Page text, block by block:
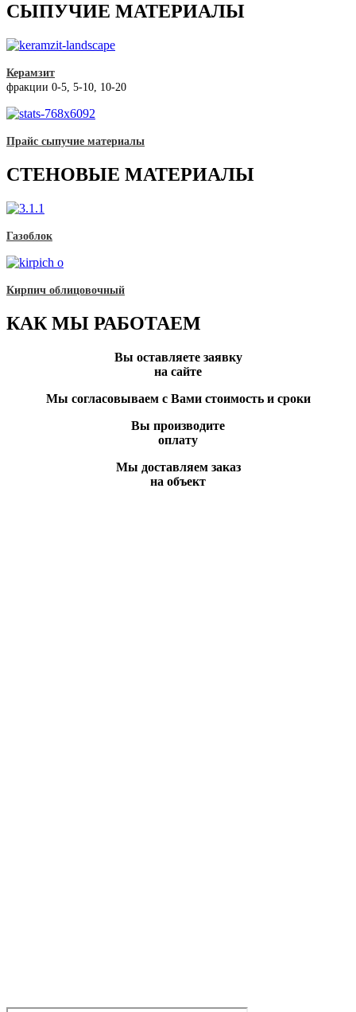
СЫПУЧИЕ МАТЕРИАЛЫ
Керамзит
фракции 0-5, 5-10, 10-20
Прайс сыпучие материалы
СТЕНОВЫЕ МАТЕРИАЛЫ
Газоблок
Кирпич облицовочный
КАК МЫ РАБОТАЕМ
Вы оставляете заявку
на сайте
Мы согласовываем с Вами стоимость и сроки
Вы производите
оплату
Мы доставляем заказ
на объект